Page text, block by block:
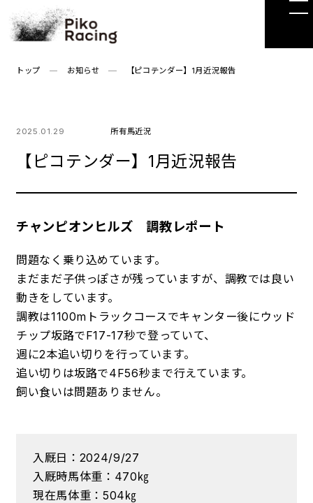
to
content
トップ お知らせ 【ピコテンダー】1月近況報告
2025.01.29 所有馬近況
【ピコテンダー】1月近況報告
チャンピオンヒルズ 調教レポート
問題なく乗り込めています。
まだまだ子供っぽさが残っていますが、調教では良い
動きをしています。
調教は1100mトラックコースでキャンター後にウッド
チップ坂路でF17-17秒で登っていて、
週に2本追い切りを行っています。
追い切りは坂路で4F56秒まで行えています。
飼い食いは問題ありません。
入厩日：2024/9/27
入厩時馬体重：470㎏
現在馬体重：504㎏